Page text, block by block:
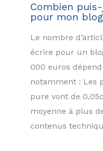
Combien
pour mon
Le nombre
écrire pour un
000 euros
notamment : Les
pure vont de
moyenne à plus
contenus